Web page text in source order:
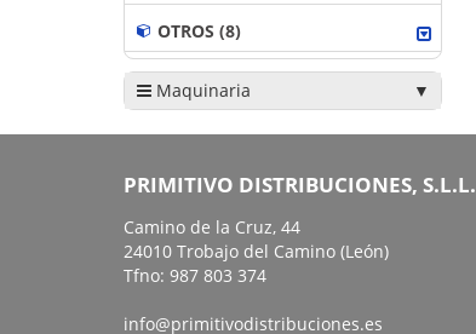
OTROS (8)
Maquinaria
PRIMITIVO DISTRIBUCIONES, S.L.L.
Camino de la Cruz, 44
24010 Trobajo del Camino (León)
Tfno: 987 803 374
info@primitivodistribuciones.es